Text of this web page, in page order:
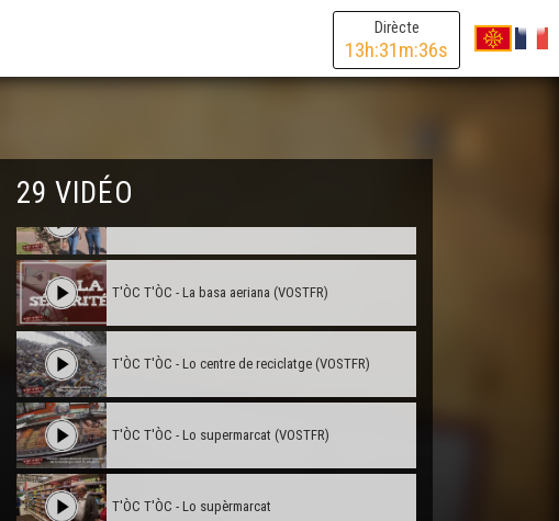
Dirècte
13h:31m:36s
29 VIDÉO
T'ÒC T'ÒC - La marbreria
T'ÒC T'ÒC - La basa aeriana (VOSTFR)
T'ÒC T'ÒC - Lo centre de reciclatge (VOSTFR)
T'ÒC T'ÒC - Lo supermarcat (VOSTFR)
T'ÒC T'ÒC - Lo supèrmarcat